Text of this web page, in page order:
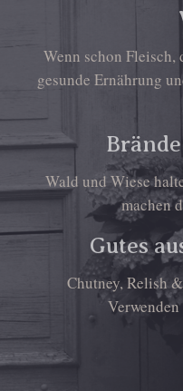
Wenn schon Fleisch,
gesunde Ernährung
Wald und Wiese
machen
Gutes
Chutney, Relish